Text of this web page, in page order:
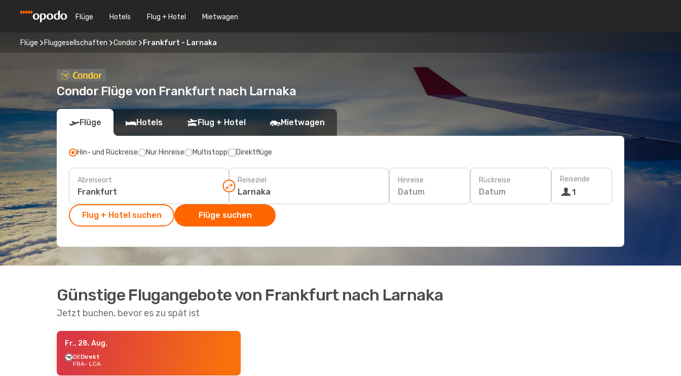
Flüge Hotels Flug + Hotel Mietwagen
Flüge Fluggesellschaften Condor Frankfurt - Larnaka
Condor Flüge von Frankfurt nach Larnaka
Flüge Hotels Flug + Hotel Mietwagen
Hin- und Rückreise Nur Hinreise Multistopp Direktflüge
Abreiseort Reiseziel Hinreise
Datum
Rückreise
Datum
Reisende
1
Flug + Hotel suchen Flüge suchen
Günstige Flugangebote von Frankfurt nach Larnaka
Jetzt buchen, bevor es zu spät ist
Fr., 28. Aug.
DEDirekt
FRA- LCA